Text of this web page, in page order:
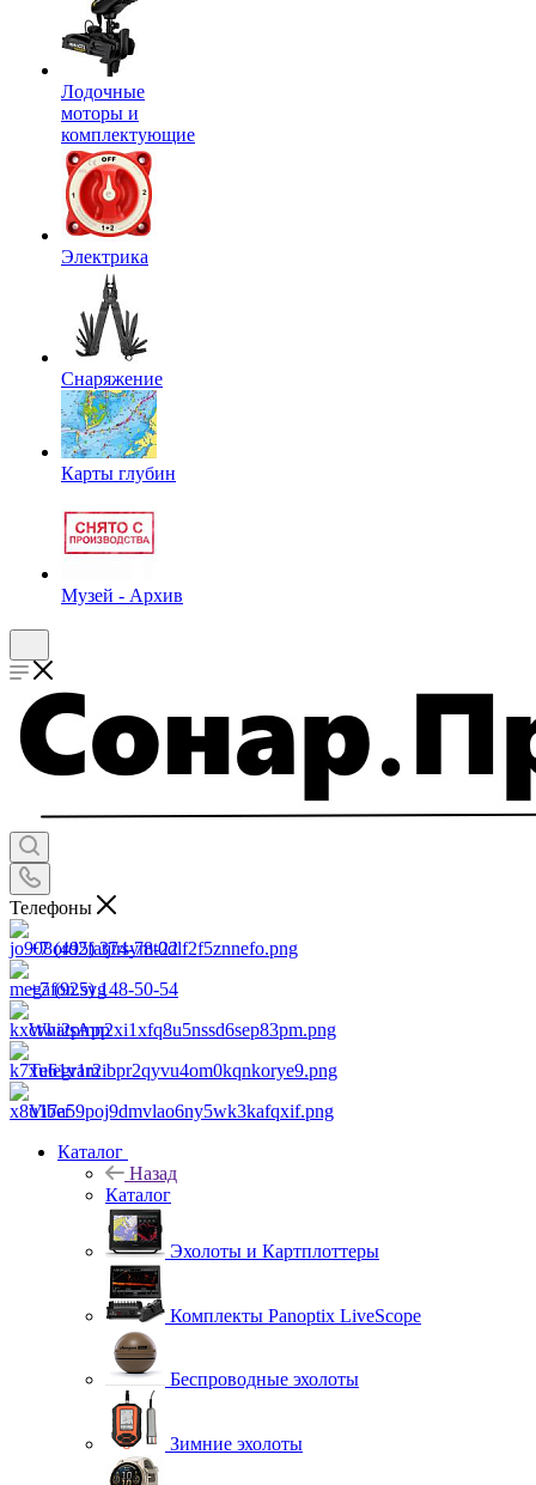
Лодочные
моторы и
комплектующие
Электрика
Снаряжение
Карты глубин
Музей - Архив
Телефоны
+7 (495) 374-78-22
+7 (925) 148-50-54
WhatsApp
Telegram
Viber
Каталог
Назад
Каталог
Эхолоты и Картплоттеры
Комплекты Panoptix LiveScope
Беспроводные эхолоты
Зимние эхолоты